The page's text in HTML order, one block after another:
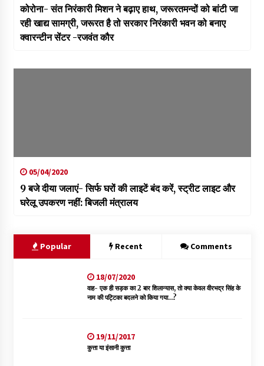
कोरोना- संत निरंकारी मिशन ने बढ़ाए हाथ, जरूरतमन्दों को बांटी जा
रही खाद्य सामग्री, जरूरत है तो सरकार निरंकारी भवन को बनाए
क्वारन्टीन सेंटर -रजवंत कौर
05/04/2020
9 बजे दीया जलाएं- सिर्फ घरों की लाइटें बंद करें, स्ट्रीट लाइट और
घरेलू उपकरण नहीं: बिजली मंत्रालय
Popular Recent Comments
18/07/2020
वाह- एक ही सड़क का 2 बार शिलान्यास, तो क्या केवल वीरभद्र सिंह के
नाम की पट्टिका बदलने को किया गया…?
19/11/2017
कुत्ता या इंसानी कुत्ता